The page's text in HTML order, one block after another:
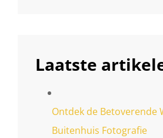
Laatste
Ontdek de Betoverende
Buitenhuis Fotografie